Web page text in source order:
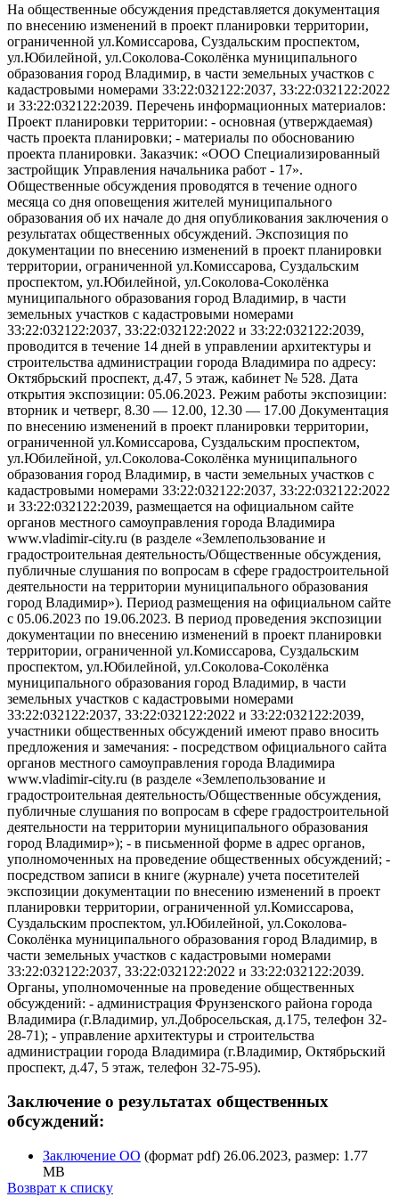
На общественные обсуждения представляется документация
по внесению изменений в проект планировки территории,
ограниченной ул.Комиссарова, Суздальским проспектом,
ул.Юбилейной, ул.Соколова-Соколёнка муниципального
образования город Владимир, в части земельных участков с
кадастровыми номерами 33:22:032122:2037, 33:22:032122:2022
и 33:22:032122:2039. Перечень информационных материалов:
Проект планировки территории: - основная (утверждаемая)
часть проекта планировки; - материалы по обоснованию
проекта планировки. Заказчик: «ООО Специализированный
застройщик Управления начальника работ - 17».
Общественные обсуждения проводятся в течение одного
месяца со дня оповещения жителей муниципального
образования об их начале до дня опубликования заключения о
результатах общественных обсуждений. Экспозиция по
документации по внесению изменений в проект планировки
территории, ограниченной ул.Комиссарова, Суздальским
проспектом, ул.Юбилейной, ул.Соколова-Соколёнка
муниципального образования город Владимир, в части
земельных участков с кадастровыми номерами
33:22:032122:2037, 33:22:032122:2022 и 33:22:032122:2039,
проводится в течение 14 дней в управлении архитектуры и
строительства администрации города Владимира по адресу:
Октябрьский проспект, д.47, 5 этаж, кабинет № 528. Дата
открытия экспозиции: 05.06.2023. Режим работы экспозиции:
вторник и четверг, 8.30 — 12.00, 12.30 — 17.00 Документация
по внесению изменений в проект планировки территории,
ограниченной ул.Комиссарова, Суздальским проспектом,
ул.Юбилейной, ул.Соколова-Соколёнка муниципального
образования город Владимир, в части земельных участков с
кадастровыми номерами 33:22:032122:2037, 33:22:032122:2022
и 33:22:032122:2039, размещается на официальном сайте
органов местного самоуправления города Владимира
www.vladimir-city.ru (в разделе «Землепользование и
градостроительная деятельность/Общественные обсуждения,
публичные слушания по вопросам в сфере градостроительной
деятельности на территории муниципального образования
город Владимир»). Период размещения на официальном сайте
с 05.06.2023 по 19.06.2023. В период проведения экспозиции
документации по внесению изменений в проект планировки
территории, ограниченной ул.Комиссарова, Суздальским
проспектом, ул.Юбилейной, ул.Соколова-Соколёнка
муниципального образования город Владимир, в части
земельных участков с кадастровыми номерами
33:22:032122:2037, 33:22:032122:2022 и 33:22:032122:2039,
участники общественных обсуждений имеют право вносить
предложения и замечания: - посредством официального сайта
органов местного самоуправления города Владимира
www.vladimir-city.ru (в разделе «Землепользование и
градостроительная деятельность/Общественные обсуждения,
публичные слушания по вопросам в сфере градостроительной
деятельности на территории муниципального образования
город Владимир»); - в письменной форме в адрес органов,
уполномоченных на проведение общественных обсуждений; -
посредством записи в книге (журнале) учета посетителей
экспозиции документации по внесению изменений в проект
планировки территории, ограниченной ул.Комиссарова,
Суздальским проспектом, ул.Юбилейной, ул.Соколова-
Соколёнка муниципального образования город Владимир, в
части земельных участков с кадастровыми номерами
33:22:032122:2037, 33:22:032122:2022 и 33:22:032122:2039.
Органы, уполномоченные на проведение общественных
обсуждений: - администрация Фрунзенского района города
Владимира (г.Владимир, ул.Добросельская, д.175, телефон 32-
28-71); - управление архитектуры и строительства
администрации города Владимира (г.Владимир, Октябрьский
проспект, д.47, 5 этаж, телефон 32-75-95).
Заключение о результатах общественных
обсуждений:
Заключение ОО (формат pdf) 26.06.2023, размер: 1.77
MB
Возврат к списку